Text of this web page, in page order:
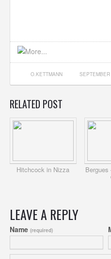
O.KETTMANN
RELATED POST
Hitchcock in Nizza
LEAVE A REPLY
Name (required)